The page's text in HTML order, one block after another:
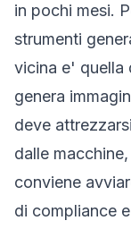
in pochi mesi.
strumenti
vicina e' quella
genera
deve
dalle
conviene
di compliance